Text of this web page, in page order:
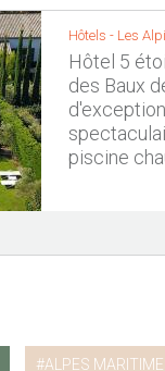
Hôtels - Les
Hôtel 5
des Baux
piscine
ALPES